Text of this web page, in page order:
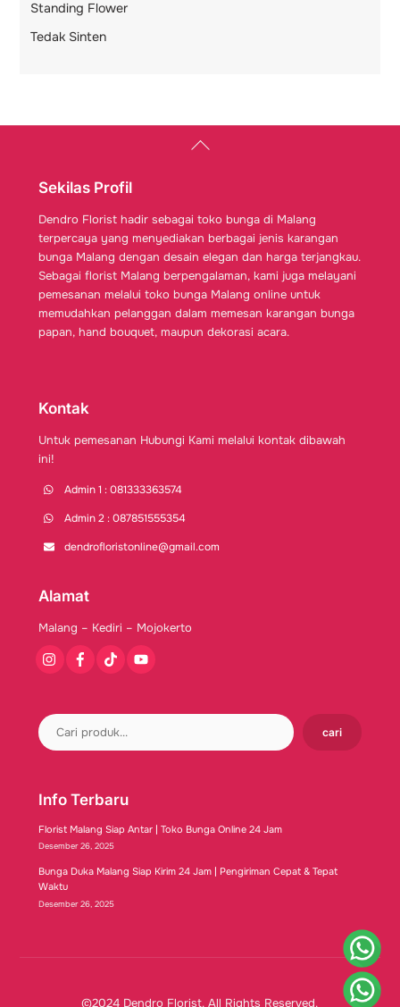
Standing Flower
Tedak Sinten
Back
Sekilas Profil
Dendro Florist hadir sebagai toko bunga di Malang
terpercaya yang menyediakan berbagai jenis karangan
bunga Malang dengan desain elegan dan harga terjangkau.
Sebagai florist Malang berpengalaman, kami juga melayani
pemesanan melalui toko bunga Malang online untuk
memudahkan pelanggan dalam memesan karangan bunga
papan, hand bouquet, maupun dekorasi acara.
Kontak
Untuk pemesanan Hubungi Kami melalui kontak dibawah
ini!
Admin 1 : 081333363574
Admin 2 : 087851555354
dendrofloristonline@gmail.com
Alamat
Malang – Kediri – Mojokerto
InstagramFacebook
TiktokYoutube
cari
Info Terbaru
Florist Malang Siap Antar | Toko Bunga Online 24 Jam
Desember 26, 2025
Bunga Duka Malang Siap Kirim 24 Jam | Pengiriman Cepat & Tepat
Waktu
Desember 26, 2025
©2024 Dendro Florist. All Rights Reserved.